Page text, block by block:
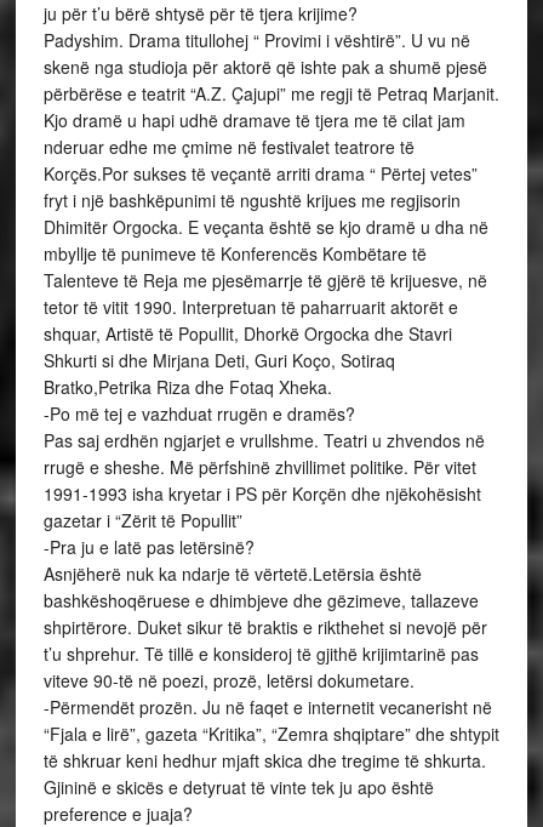
ju për t’u bërë shtysë për të tjera krijime?
Padyshim. Drama titullohej “ Provimi i vështirë”. U vu në
skenë nga studioja për aktorë që ishte pak a shumë pjesë
përbërëse e teatrit “A.Z. Çajupi” me regji të Petraq Marjanit.
Kjo dramë u hapi udhë dramave të tjera me të cilat jam
nderuar edhe me çmime në festivalet teatrore të
Korçës.Por sukses të veçantë arriti drama “ Përtej vetes”
fryt i një bashkëpunimi të ngushtë krijues me regjisorin
Dhimitër Orgocka. E veçanta është se kjo dramë u dha në
mbyllje të punimeve të Konferencës Kombëtare të
Talenteve të Reja me pjesëmarrje të gjërë të krijuesve, në
tetor të vitit 1990. Interpretuan të paharruarit aktorët e
shquar, Artistë të Popullit, Dhorkë Orgocka dhe Stavri
Shkurti si dhe Mirjana Deti, Guri Koço, Sotiraq
Bratko,Petrika Riza dhe Fotaq Xheka.
-Po më tej e vazhduat rrugën e dramës?
Pas saj erdhën ngjarjet e vrullshme. Teatri u zhvendos në
rrugë e sheshe. Më përfshinë zhvillimet politike. Për vitet
1991-1993 isha kryetar i PS për Korçën dhe njëkohësisht
gazetar i “Zërit të Popullit”
-Pra ju e latë pas letërsinë?
Asnjëherë nuk ka ndarje të vërtetë.Letërsia është
bashkëshoqëruese e dhimbjeve dhe gëzimeve, tallazeve
shpirtërore. Duket sikur të braktis e rikthehet si nevojë për
t’u shprehur. Të tillë e konsideroj të gjithë krijimtarinë pas
viteve 90-të në poezi, prozë, letërsi dokumetare.
-Përmendët prozën. Ju në faqet e internetit vecanerisht në
“Fjala e lirë”, gazeta “Kritika”, “Zemra shqiptare” dhe shtypit
të shkruar keni hedhur mjaft skica dhe tregime të shkurta.
Gjininë e skicës e detyruat të vinte tek ju apo është
preference e juaja?